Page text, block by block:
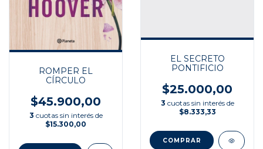
ROMPER EL
CÍRCULO
$45.900,00
3 cuotas sin interés de
$15.300,00
EL SECRETO
PONTIFICIO
$25.000,00
3 cuotas sin interés de
$8.333,33